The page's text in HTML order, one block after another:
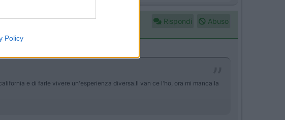
Policy
Rispondi Abuso
e di farle vivere un'esperienza diversa.Il van ce l'ho, ora mi manca la